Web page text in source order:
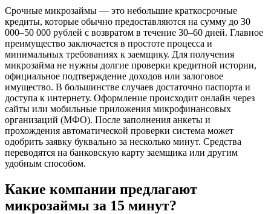
Срочные микрозаймы — это небольшие краткосрочные
кредиты, которые обычно предоставляются на сумму до 30
000–50 000 рублей с возвратом в течение 30–60 дней. Главное
преимущество заключается в простоте процесса и
минимальных требованиях к заемщику. Для получения
микрозайма не нужны долгие проверки кредитной истории,
официальное подтверждение доходов или залоговое
имущество. В большинстве случаев достаточно паспорта и
доступа к интернету. Оформление происходит онлайн через
сайты или мобильные приложения микрофинансовых
организаций (МФО). После заполнения анкеты и
прохождения автоматической проверки система может
одобрить заявку буквально за несколько минут. Средства
переводятся на банковскую карту заемщика или другим
удобным способом.
Какие компании предлагают
микрозаймы за 15 минут?